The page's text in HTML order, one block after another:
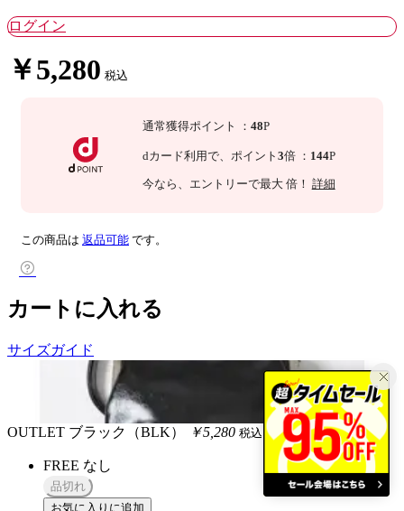
ログイン
￥5,280 税込
通常獲得ポイント ： 48P
dカード利用で、 ポイント 3倍 ： 144P
今なら 、エントリーで最大 倍！ 詳細
この商品は 返品可能 です。
カートに入れる
サイズガイド
OUTLET ブラック（BLK） ￥5,280 税込
FREE なし
品切れ
お気に入りに追加